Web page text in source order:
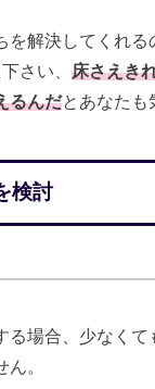
を解決してくれ
さい、 床さえき
るんだとあなたも
検討
る場合、少なく
。